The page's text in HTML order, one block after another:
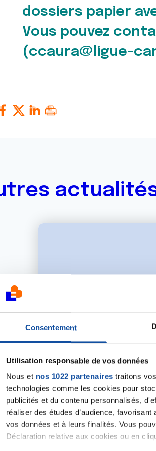
Consentement
Utilisation responsable de vos données
Nous et nos 1022 partenaires traitons
technologies comme les cookies pour
publicités et du contenu personnalisés,
réaliser des études d’audience,
vos données et à leurs finalités. Vous
Déclaration relative aux cookies ou en
dossiers papier
Vous pouvez
(ccaura@ligue-
12 MARS 2019
SOUTIEN À LA RECHERCHE
APPEL D’OFFRES REGIONAL
DE RECHERCHE
En savoir plus